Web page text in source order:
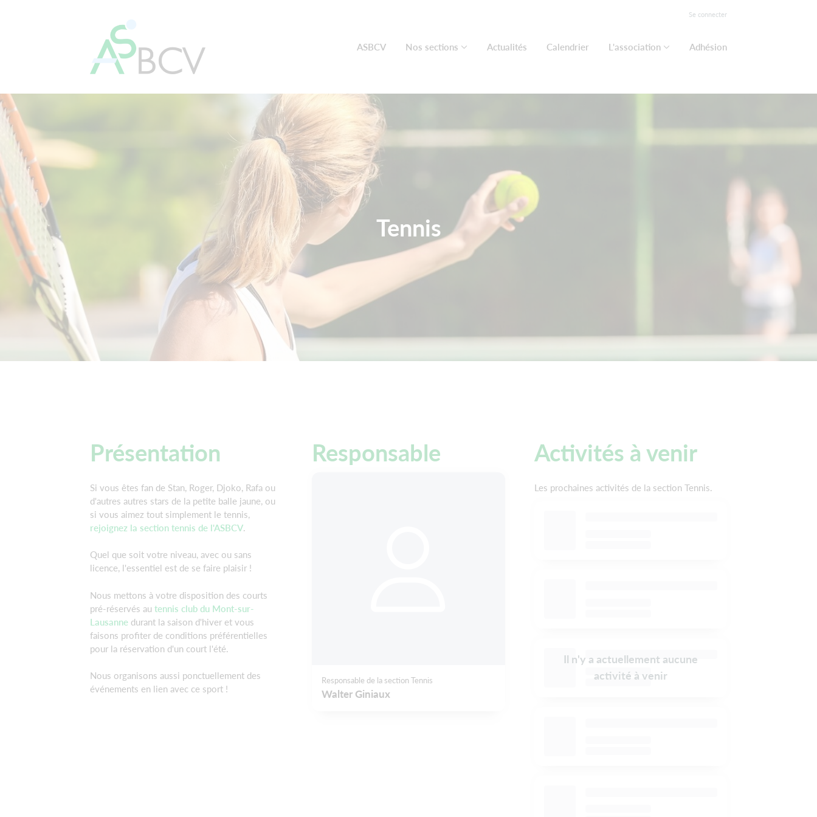
Se connecter
ASBCV Nos sections Actualités Calendrier L'association Adhésion
Tennis
Présentation
Si vous êtes fan de Stan, Roger, Djoko, Rafa ou
d'autres autres stars de la petite balle jaune, ou
si vous aimez tout simplement le tennis,
rejoignez la section tennis de l'ASBCV.
Quel que soit votre niveau, avec ou sans
licence, l'essentiel est de se faire plaisir !
Nous mettons à votre disposition des courts
pré-réservés au tennis club du Mont-sur-
Lausanne durant la saison d'hiver et vous
faisons profiter de conditions préférentielles
pour la réservation d'un court l'été.
Nous organisons aussi ponctuellement des
événements en lien avec ce sport !
Responsable
Responsable de la section Tennis
Walter Giniaux
Activités à venir
Les prochaines activités de la section Tennis.
Il n'y a actuellement aucune
activité à venir